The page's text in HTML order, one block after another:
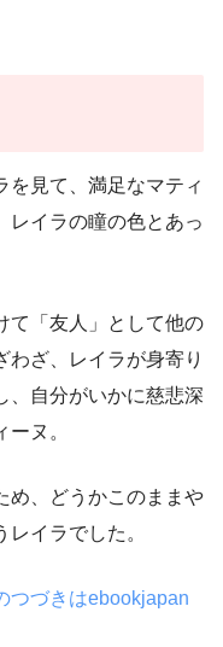
を見て、満足なマティ
レイラの瞳の色とあっ
て「友人」として他の
わざ、レイラが身寄り
、自分がいかに慈悲深
ヌ。
め、どうかこのままや
イラでした。
つづきはebookjapan